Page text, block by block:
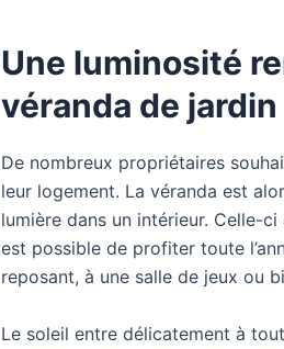
Une luminosité
véranda de jardin
De nombreux propriétaires
leur logement. La véranda est
lumière dans un intérieur. Celle-
est possible de profiter toute
reposant, à une salle de jeux ou
Le soleil entre délicatement à